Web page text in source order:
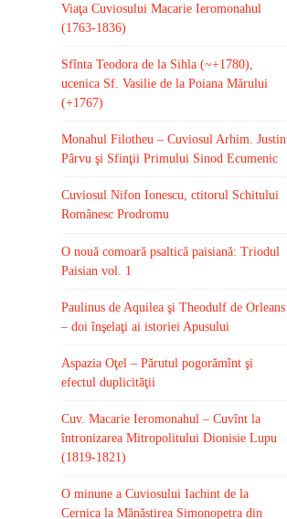
Viaţa Cuviosului Macarie Ieromonahul
(1763-1836)
Sfînta Teodora de la Sihla (~+1780),
ucenica Sf. Vasilie de la Poiana Mărului
(+1767)
Monahul Filotheu – Cuviosul Arhim. Justin
Pârvu şi Sfinţii Primului Sinod Ecumenic
Cuviosul Nifon Ionescu, ctitorul Schitului
Românesc Prodromu
O nouă comoară psaltică paisiană: Triodul
Paisian vol. 1
Paulinus de Aquilea şi Theodulf de Orleans
– doi înşelaţi ai istoriei Apusului
Aspazia Oţel – Părutul pogorămînt şi
efectul duplicităţii
Cuv. Macarie Ieromonahul – Cuvînt la
întronizarea Mitropolitului Dionisie Lupu
(1819-1821)
O minune a Cuviosului Iachint de la
Cernica la Mănăstirea Simonopetra din